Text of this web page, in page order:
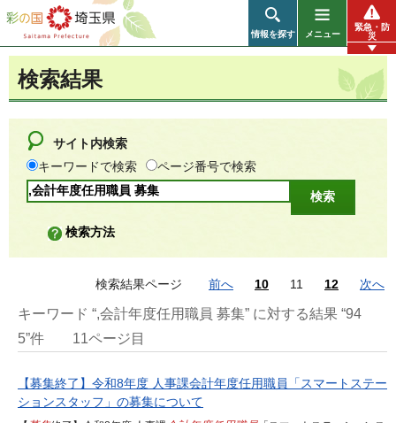
彩の国 埼玉県
情報を探す メニュー
緊急・防
災
検索結果
サイト内検索
キーワードで検索
ページ番号で検索
検索方法
検索結果ページ 前へ 10 11 12 次へ
キーワード “,会計年度任用職員 募集” に対する結果 “94
5”件
11ページ目
【募集終了】令和8年度 人事課会計年度任用職員「スマートステー
ションスタッフ」の募集について